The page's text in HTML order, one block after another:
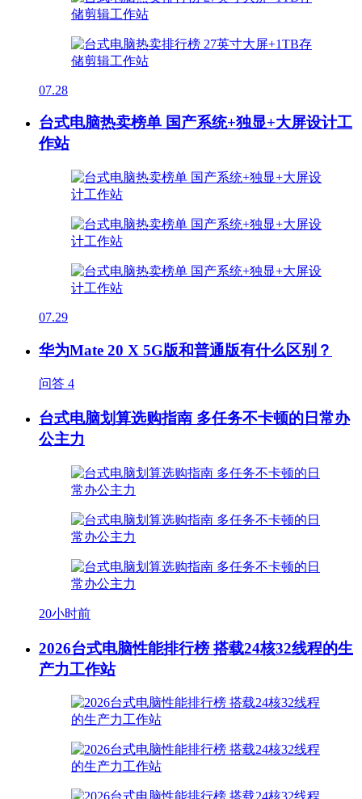
07.28
台式电脑热卖榜单 国产系统+独显+大屏设计工
作站
07.29
华为Mate 20 X 5G版和普通版有什么区别？
问答 4
台式电脑划算选购指南 多任务不卡顿的日常办
公主力
20小时前
2026台式电脑性能排行榜 搭载24核32线程的生
产力工作站